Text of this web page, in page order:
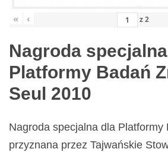
« ‹ z2
Nagroda
Platformy Badań
Seul 2010
Nagroda specjalna dla Platformy
przyznana przez Tajwańskie